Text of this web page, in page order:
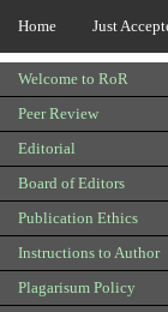
Home Just
Welcome to RoR
Peer Review
Editorial
Board of Editors
Publication Ethics
Instructions to Author
Plagarisum Policy